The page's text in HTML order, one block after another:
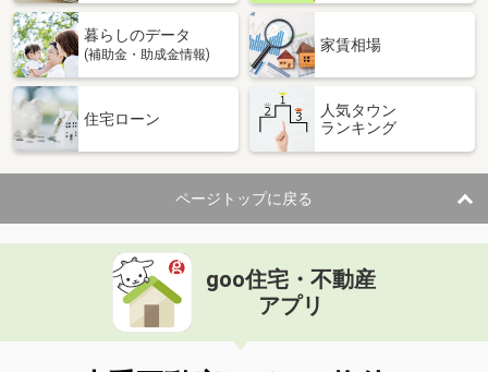
暮らしのデータ
(補助金・助成金情報)
家賃相場
住宅ローン
人気タウン
ランキング
ページトップに戻る
goo住宅・不動産
アプリ